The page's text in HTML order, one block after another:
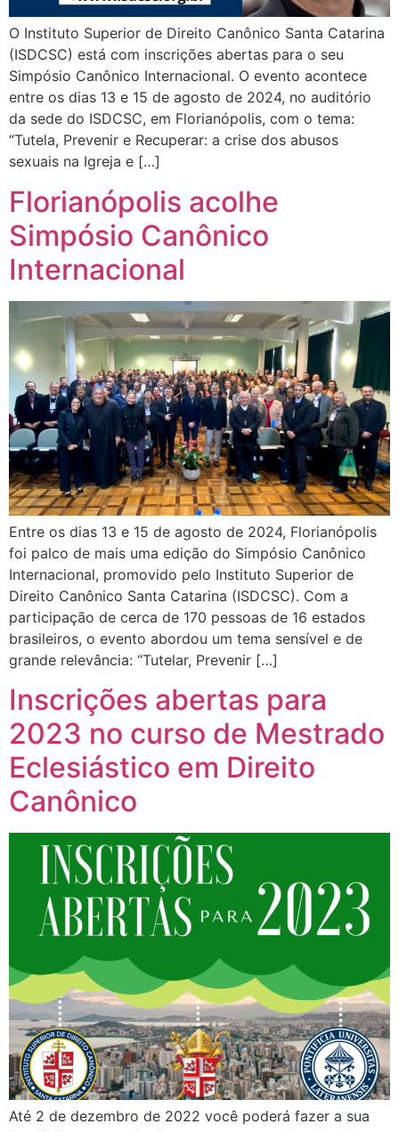
O Instituto Superior de Direito Canônico Santa Catarina
(ISDCSC) está com inscrições abertas para o seu
Simpósio Canônico Internacional. O evento acontece
entre os dias 13 e 15 de agosto de 2024, no auditório
da sede do ISDCSC, em Florianópolis, com o tema:
“Tutela, Prevenir e Recuperar: a crise dos abusos
sexuais na Igreja e […]
Florianópolis acolhe
Simpósio Canônico
Internacional
Entre os dias 13 e 15 de agosto de 2024, Florianópolis
foi palco de mais uma edição do Simpósio Canônico
Internacional, promovido pelo Instituto Superior de
Direito Canônico Santa Catarina (ISDCSC). Com a
participação de cerca de 170 pessoas de 16 estados
brasileiros, o evento abordou um tema sensível e de
grande relevância: “Tutelar, Prevenir […]
Inscrições abertas para
2023 no curso de Mestrado
Eclesiástico em Direito
Canônico
Até 2 de dezembro de 2022 você poderá fazer a sua